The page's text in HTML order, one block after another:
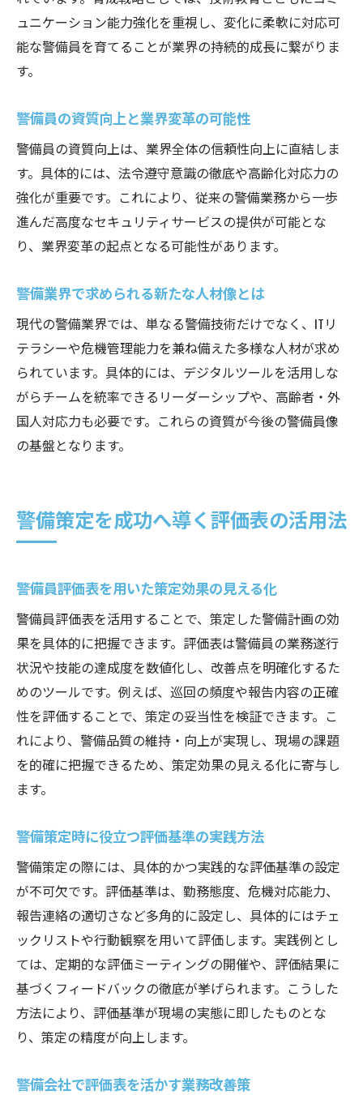
ュニケーション能力強化を重視し、変化に柔軟に対応可
能な警備員を育てることが業界の持続的成長に繋がりま
す。
警備員の資質向上と業界変革の可能性
警備員の資質向上は、業界全体の信頼性向上に直結しま
す。具体的には、法令遵守意識の徹底や高齢化対応力の
強化が重要です。これにより、従来の警備業務から一歩
進んだ高度なセキュリティサービスの提供が可能とな
り、業界変革の起点となる可能性があります。
警備業界で求められる新たな人材像とは
現代の警備業界では、単なる警備技術だけでなく、ITリ
テラシーや危機管理能力を兼ね備えた多様な人材が求め
られています。具体的には、デジタルツールを活用しな
がらチームを統率できるリーダーシップや、高齢者・外
国人対応力も必要です。これらの資質が今後の警備員像
の基盤となります。
警備策定を成功へ導く評価表の活用法
警備員評価表を用いた策定効果の見える化
警備員評価表を活用することで、策定した警備計画の効
果を具体的に把握できます。評価表は警備員の業務遂行
状況や技能の達成度を数値化し、改善点を明確化するた
めのツールです。例えば、巡回の頻度や報告内容の正確
性を評価することで、策定の妥当性を検証できます。こ
れにより、警備品質の維持・向上が実現し、現場の課題
を的確に把握できるため、策定効果の見える化に寄与し
ます。
警備策定時に役立つ評価基準の実践方法
警備策定の際には、具体的かつ実践的な評価基準の設定
が不可欠です。評価基準は、勤務態度、危機対応能力、
報告連絡の適切さなど多角的に設定し、具体的にはチェ
ックリストや行動観察を用いて評価します。実践例とし
ては、定期的な評価ミーティングの開催や、評価結果に
基づくフィードバックの徹底が挙げられます。こうした
方法により、評価基準が現場の実態に即したものとな
り、策定の精度が向上します。
警備会社で評価表を活かす業務改善策